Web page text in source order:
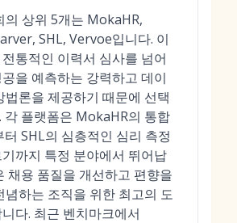
의 상위 5개는 MokaHR,
SHL, Vervoe입니다. 이
통적인 이력서 심사를 넘어
을 예측하는 강력하고 데이
법론을 제공하기 때문에 선택
각 플랫폼은 MokaHR의 통합
SHL의 심층적인 심리 측정
까지 특정 분야에서 뛰어납
채용 품질을 개선하고 편향을
념하는 조직을 위한 최고의 도
다. 최근 벤치마크에서